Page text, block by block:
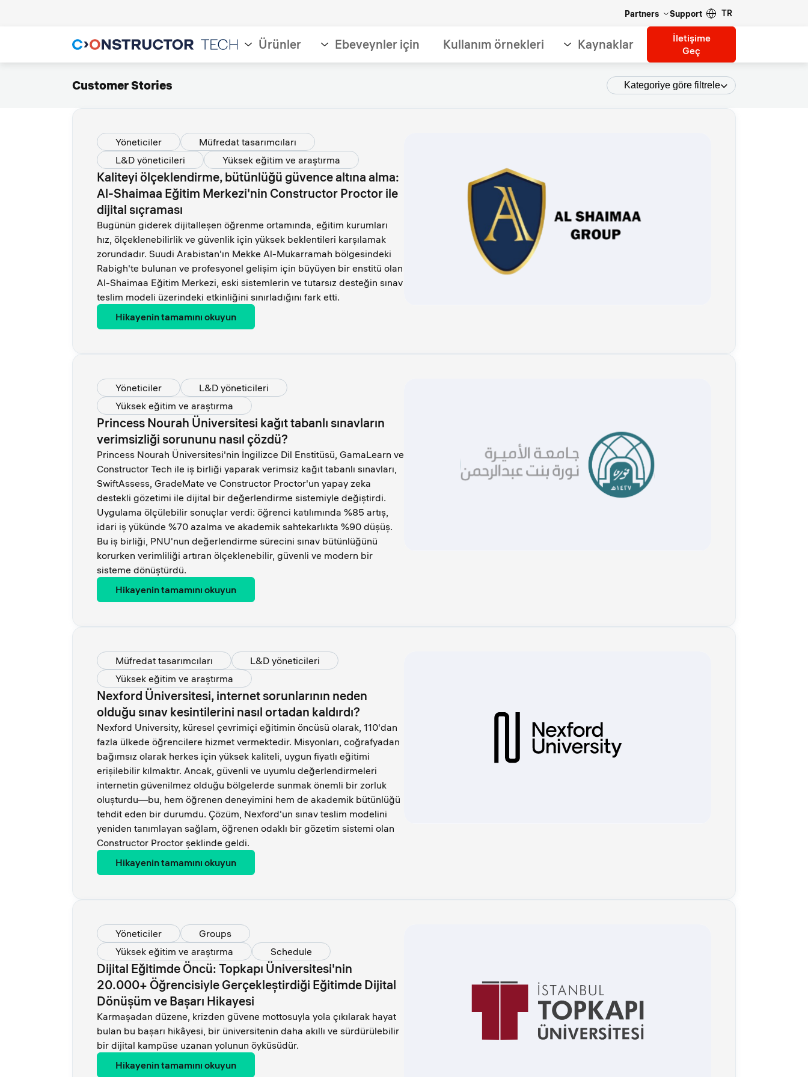
Partners Support TR
Ürünler Ebeveynler için Kullanım örnekleri Kaynaklar
İletişime
Geç
Customer Stories Kategoriye göre filtrele
Yöneticiler
Müfredat tasarımcıları
L&D yöneticileri
Yüksek eğitim ve araştırma
Kaliteyi ölçeklendirme, bütünlüğü güvence altına alma:
Al-Shaimaa Eğitim Merkezi'nin Constructor Proctor ile
dijital sıçraması
Bugünün giderek dijitalleşen öğrenme ortamında, eğitim kurumları
hız, ölçeklenebilirlik ve güvenlik için yüksek beklentileri karşılamak
zorundadır. Suudi Arabistan'ın Mekke Al-Mukarramah bölgesindeki
Rabigh'te bulunan ve profesyonel gelişim için büyüyen bir enstitü olan
Al-Shaimaa Eğitim Merkezi, eski sistemlerin ve tutarsız desteğin sınav
teslim modeli üzerindeki etkinliğini sınırladığını fark etti.
Hikayenin tamamını okuyun
Yöneticiler
L&D yöneticileri
Yüksek eğitim ve araştırma
Princess Nourah Üniversitesi kağıt tabanlı sınavların
verimsizliği sorununu nasıl çözdü?
Princess Nourah Üniversitesi'nin İngilizce Dil Enstitüsü, GamaLearn ve
Constructor Tech ile iş birliği yaparak verimsiz kağıt tabanlı sınavları,
SwiftAssess, GradeMate ve Constructor Proctor'un yapay zeka
destekli gözetimi ile dijital bir değerlendirme sistemiyle değiştirdi.
Uygulama ölçülebilir sonuçlar verdi: öğrenci katılımında %85 artış,
idari iş yükünde %70 azalma ve akademik sahtekarlıkta %90 düşüş.
Bu iş birliği, PNU'nun değerlendirme sürecini sınav bütünlüğünü
korurken verimliliği artıran ölçeklenebilir, güvenli ve modern bir
sisteme dönüştürdü.
Hikayenin tamamını okuyun
Müfredat tasarımcıları
L&D yöneticileri
Yüksek eğitim ve araştırma
Nexford Üniversitesi, internet sorunlarının neden
olduğu sınav kesintilerini nasıl ortadan kaldırdı?
Nexford University, küresel çevrimiçi eğitimin öncüsü olarak, 110'dan
fazla ülkede öğrencilere hizmet vermektedir. Misyonları, coğrafyadan
bağımsız olarak herkes için yüksek kaliteli, uygun fiyatlı eğitimi
erişilebilir kılmaktır. Ancak, güvenli ve uyumlu değerlendirmeleri
internetin güvenilmez olduğu bölgelerde sunmak önemli bir zorluk
oluşturdu—bu, hem öğrenen deneyimini hem de akademik bütünlüğü
tehdit eden bir durumdu. Çözüm, Nexford'un sınav teslim modelini
yeniden tanımlayan sağlam, öğrenen odaklı bir gözetim sistemi olan
Constructor Proctor şeklinde geldi.
Hikayenin tamamını okuyun
Yöneticiler
Groups
Yüksek eğitim ve araştırma
Schedule
Dijital Eğitimde Öncü: Topkapı Üniversitesi'nin
20.000+ Öğrencisiyle Gerçekleştirdiği Eğitimde Dijital
Dönüşüm ve Başarı Hikayesi
Karmaşadan düzene, krizden güvene mottosuyla yola çıkılarak hayat
bulan bu başarı hikâyesi, bir üniversitenin daha akıllı ve sürdürülebilir
bir dijital kampüse uzanan yolunun öyküsüdür.
Hikayenin tamamını okuyun